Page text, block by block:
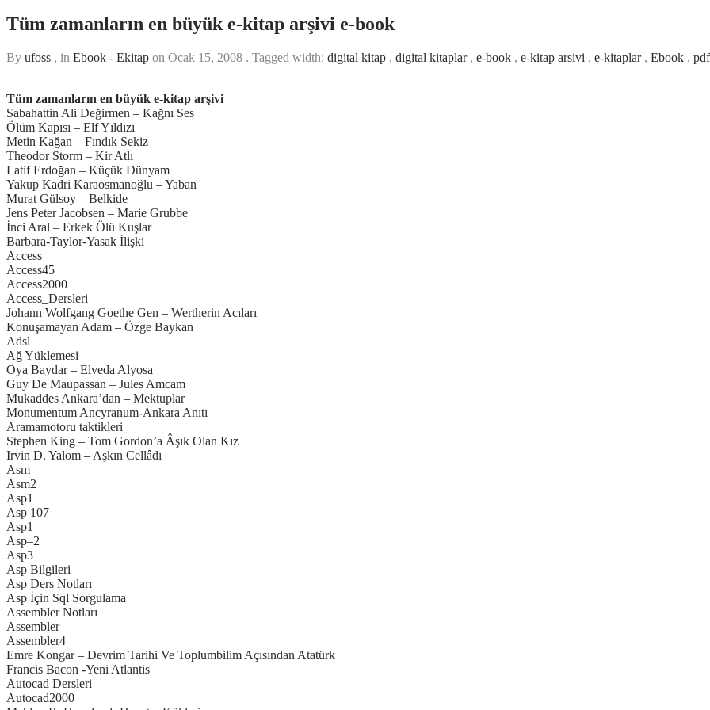
Tüm zamanların en büyük e-kitap arşivi e-book
By ufoss , in Ebook - Ekitap on Ocak 15, 2008 . Tagged width: digital kitap , digital kitaplar, e-book , e-kitap arsivi , e-kitaplar, Ebook ,
Tüm zamanların en büyük e-kitap arşivi
Sabahattin Ali Değirmen – Kağnı Ses
Ölüm Kapısı – Elf Yıldızı
Metin Kağan – Fındık Sekiz
Theodor Storm – Kir Atlı
Latif Erdoğan – Küçük Dünyam
Yakup Kadri Karaosmanoğlu – Yaban
Murat Gülsoy – Belkide
Jens Peter Jacobsen – Marie Grubbe
İnci Aral – Erkek Ölü Kuşlar
Barbara-Taylor-Yasak İlişki
Access
Access45
Access2000
Access_Dersleri
Johann Wolfgang Goethe Gen – Wertherin Acıları
Konuşamayan Adam – Özge Baykan
Adsl
Ağ Yüklemesi
Oya Baydar – Elveda Alyosa
Guy De Maupassan – Jules Amcam
Mukaddes Ankara’dan – Mektuplar
Monumentum Ancyranum-Ankara Anıtı
Aramamotoru taktikleri
Stephen King – Tom Gordon’a Âşık Olan Kız
Irvin D. Yalom – Aşkın Cellâdı
Asm
Asm2
Asp1
Asp 107
Asp1
Asp–2
Asp3
Asp Bilgileri
Asp Ders Notları
Asp İçin Sql Sorgulama
Assembler Notları
Assembler
Assembler4
Emre Kongar – Devrim Tarihi Ve Toplumbilim Açısından Atatürk
Francis Bacon -Yeni Atlantis
Autocad Dersleri
Autocad2000